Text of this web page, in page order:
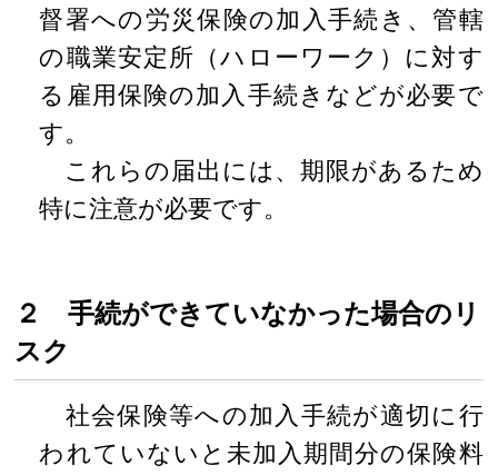
督署への労災保険の加入手続き、管轄
の職業安定所（ハローワーク）に対す
る雇用保険の加入手続きなどが必要で
す。
これらの届出には、期限があるため
特に注意が必要です。
２ 手続ができていなかった場合のリ
スク
社会保険等への加入手続が適切に行
われていないと未加入期間分の保険料